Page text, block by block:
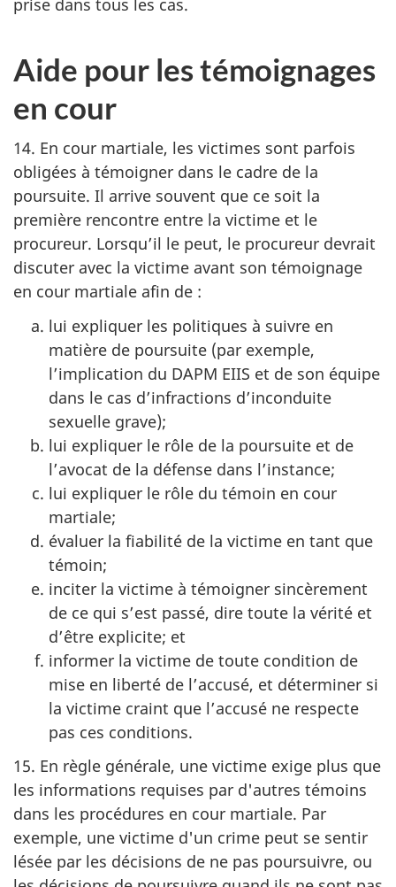
prise dans tous les cas.
Aide pour les témoignages
en cour
14. En cour martiale, les victimes sont parfois
obligées à témoigner dans le cadre de la
poursuite. Il arrive souvent que ce soit la
première rencontre entre la victime et le
procureur. Lorsqu’il le peut, le procureur devrait
discuter avec la victime avant son témoignage
en cour martiale afin de :
lui expliquer les politiques à suivre en
matière de poursuite (par exemple,
l’implication du DAPM EIIS et de son équipe
dans le cas d’infractions d’inconduite
sexuelle grave);
lui expliquer le rôle de la poursuite et de
l’avocat de la défense dans l’instance;
lui expliquer le rôle du témoin en cour
martiale;
évaluer la fiabilité de la victime en tant que
témoin;
inciter la victime à témoigner sincèrement
de ce qui s’est passé, dire toute la vérité et
d’être explicite; et
informer la victime de toute condition de
mise en liberté de l’accusé, et déterminer si
la victime craint que l’accusé ne respecte
pas ces conditions.
15. En règle générale, une victime exige plus que
les informations requises par d'autres témoins
dans les procédures en cour martiale. Par
exemple, une victime d'un crime peut se sentir
lésée par les décisions de ne pas poursuivre, ou